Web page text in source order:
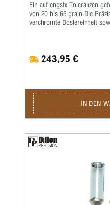
Ein auf engste Toleranzen
von 20 bis 65 grain.Die
verchromte Dosiereinheit
Dosiereinheit schnell
Teile besitzen eine
243,95 €
IN DEN